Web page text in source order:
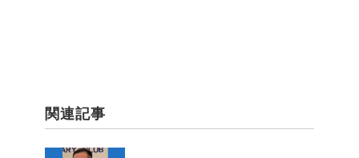
関連記事